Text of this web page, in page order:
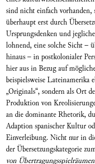
sind nicht einfach
überhaupt erst durch
Ursprungsdenken und
lohnend, eine solche Sicht –
hinaus – in postkolonialer
hier aus in Bezug auf
beispielsweise Lateinamerika
„Originals“, sondern als Ort
Produktion von
an die dominante Rhetorik,
Adaption spanischer Kultur
Einverleibung. Nicht nur in
der Übersetzungskategorie
von Übertragungsspielräumen